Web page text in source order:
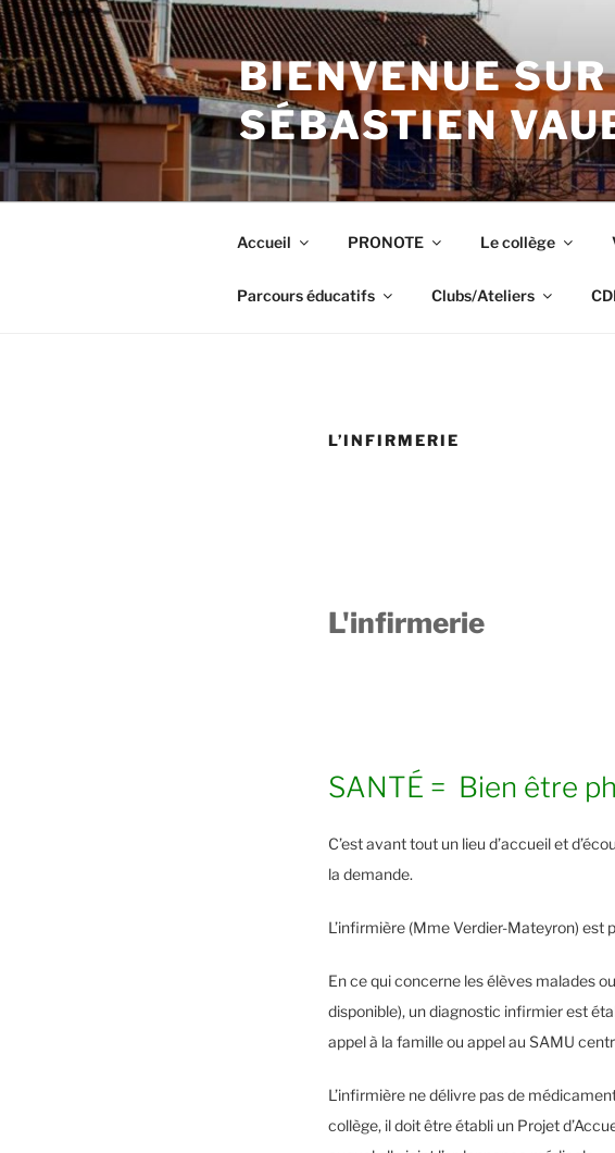
Aller
au
contenu
principal
BIENVENUE
SÉBASTIEN
Accueil PRONOTE Le collège
Parcours éducatifs Clubs/Ateliers
L’INFIRMERIE
L'infirmerie
SANTÉ = Bien être
C’est avant tout un lieu d’accueil et
la demande.
L’infirmière (Mme Verdier-Mateyron) est
En ce qui concerne les élèves malades
disponible), un diagnostic infirmier est
appel à la famille ou appel au SAMU
L’infirmière ne délivre pas de
collège, il doit être établi un Projet